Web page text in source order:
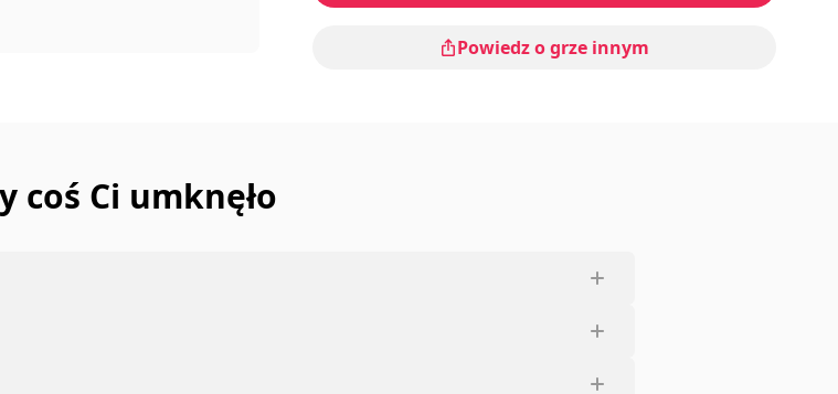
Powiedz o grze innym
coś Ci umknęło